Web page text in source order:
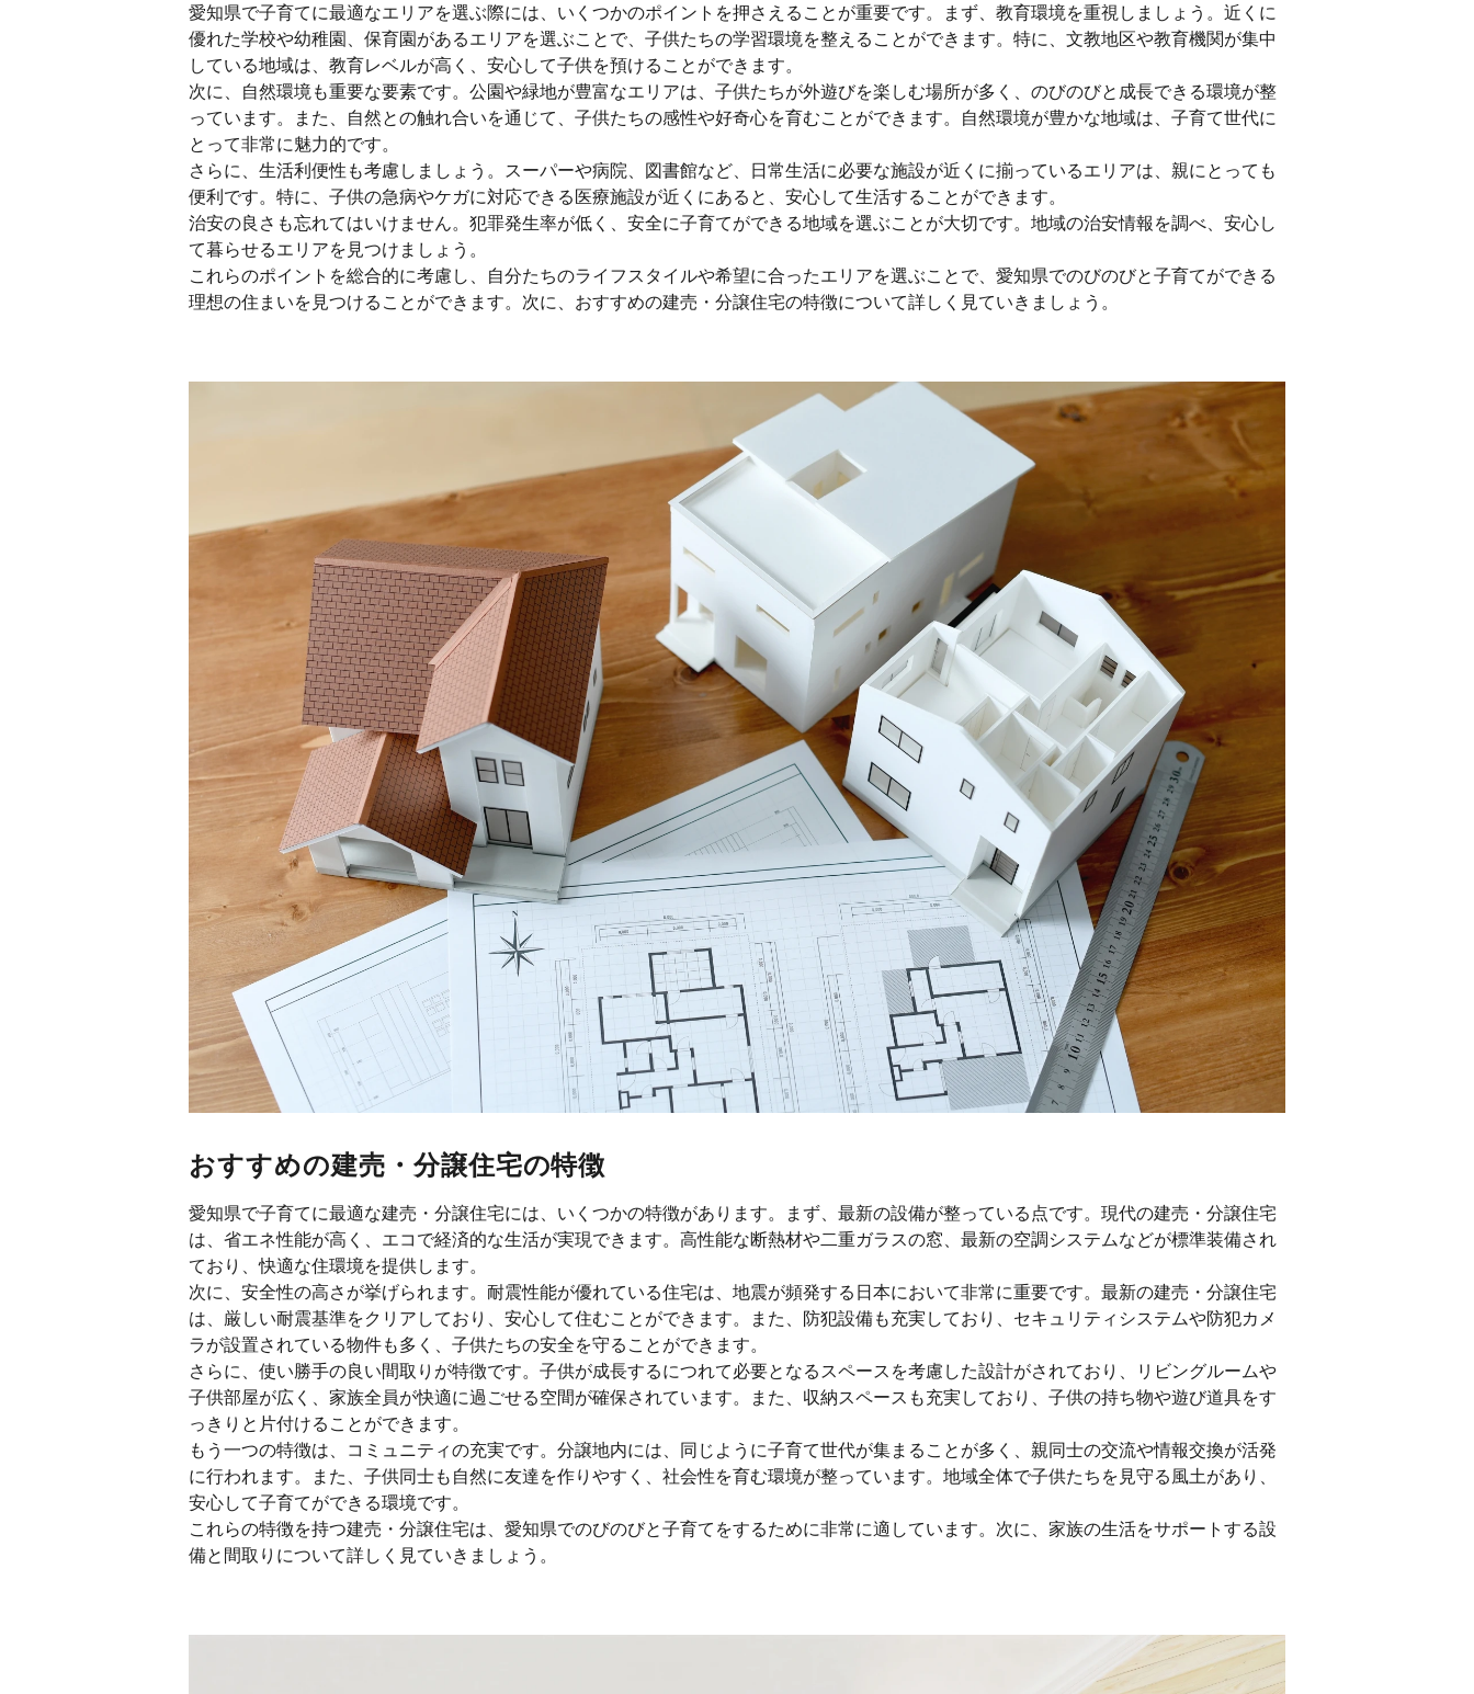
愛知県で子育てに最適なエリアを選ぶ際には、いくつかのポイントを押さえることが重要です。まず、教育環境を重視しましょう。近くに
優れた学校や幼稚園、保育園があるエリアを選ぶことで、子供たちの学習環境を整えることができます。特に、文教地区や教育機関が集中
している地域は、教育レベルが高く、安心して子供を預けることができます。
次に、自然環境も重要な要素です。公園や緑地が豊富なエリアは、子供たちが外遊びを楽しむ場所が多く、のびのびと成長できる環境が整
っています。また、自然との触れ合いを通じて、子供たちの感性や好奇心を育むことができます。自然環境が豊かな地域は、子育て世代に
とって非常に魅力的です。
さらに、生活利便性も考慮しましょう。スーパーや病院、図書館など、日常生活に必要な施設が近くに揃っているエリアは、親にとっても
便利です。特に、子供の急病やケガに対応できる医療施設が近くにあると、安心して生活することができます。
治安の良さも忘れてはいけません。犯罪発生率が低く、安全に子育てができる地域を選ぶことが大切です。地域の治安情報を調べ、安心し
て暮らせるエリアを見つけましょう。
これらのポイントを総合的に考慮し、自分たちのライフスタイルや希望に合ったエリアを選ぶことで、愛知県でのびのびと子育てができる
理想の住まいを見つけることができます。次に、おすすめの建売・分譲住宅の特徴について詳しく見ていきましょう。
おすすめの建売・分譲住宅の特徴
愛知県で子育てに最適な建売・分譲住宅には、いくつかの特徴があります。まず、最新の設備が整っている点です。現代の建売・分譲住宅
は、省エネ性能が高く、エコで経済的な生活が実現できます。高性能な断熱材や二重ガラスの窓、最新の空調システムなどが標準装備され
ており、快適な住環境を提供します。
次に、安全性の高さが挙げられます。耐震性能が優れている住宅は、地震が頻発する日本において非常に重要です。最新の建売・分譲住宅
は、厳しい耐震基準をクリアしており、安心して住むことができます。また、防犯設備も充実しており、セキュリティシステムや防犯カメ
ラが設置されている物件も多く、子供たちの安全を守ることができます。
さらに、使い勝手の良い間取りが特徴です。子供が成長するにつれて必要となるスペースを考慮した設計がされており、リビングルームや
子供部屋が広く、家族全員が快適に過ごせる空間が確保されています。また、収納スペースも充実しており、子供の持ち物や遊び道具をす
っきりと片付けることができます。
もう一つの特徴は、コミュニティの充実です。分譲地内には、同じように子育て世代が集まることが多く、親同士の交流や情報交換が活発
に行われます。また、子供同士も自然に友達を作りやすく、社会性を育む環境が整っています。地域全体で子供たちを見守る風土があり、
安心して子育てができる環境です。
これらの特徴を持つ建売・分譲住宅は、愛知県でのびのびと子育てをするために非常に適しています。次に、家族の生活をサポートする設
備と間取りについて詳しく見ていきましょう。